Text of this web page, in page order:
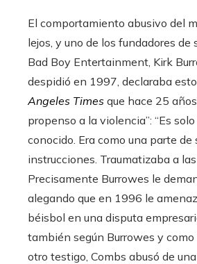
El comportamiento abusivo del
lejos, y uno de los fundadores de
Bad Boy Entertainment, Kirk
despidió en 1997, declaraba
Angeles Times que hace 25
propenso a la violencia”: “Es
conocido. Era como una parte de
instrucciones. Traumatizaba a las
Precisamente Burrowes le
alegando que en 1996 le
béisbol en una disputa
también según Burrowes y como
otro testigo, Combs abusó de